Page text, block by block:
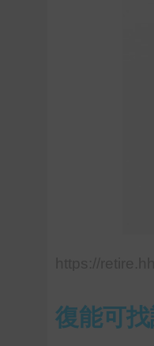
復能可找